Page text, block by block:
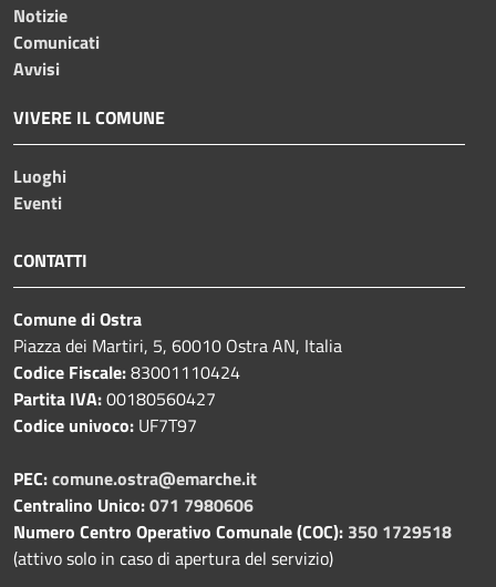
Notizie
Comunicati
Avvisi
VIVERE IL COMUNE
Luoghi
Eventi
CONTATTI
Comune di Ostra
Piazza dei Martiri, 5, 60010 Ostra AN, Italia
Codice Fiscale:83001110424
Partita IVA:00180560427
Codice univoco: UF7T97
PEC:comune.ostra@emarche.it
Centralino Unico:071 7980606
Numero Centro Operativo Comunale (COC): 350 1729518
(attivo solo in caso di apertura del servizio)